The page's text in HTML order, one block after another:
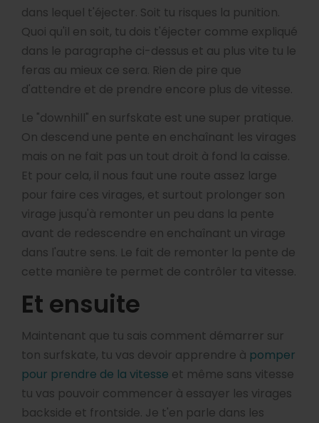
dans lequel t'éjecter. Soit tu risques la punition.
Quoi qu'il en soit, tu dois t'éjecter comme expliqué
dans le paragraphe ci-dessus et au plus vite tu le
feras au mieux ce sera. Rien de pire que
d'attendre et de prendre encore plus de vitesse.
Le "downhill" en surfskate est une super pratique.
On descend une pente en enchaînant les virages
mais on ne fait pas un tout droit à fond la caisse.
Et pour cela, il nous faut une route assez large
pour faire ces virages, et surtout prolonger son
virage jusqu'à remonter un peu dans la pente
avant de redescendre en enchaînant un virage
dans l'autre sens. Le fait de remonter la pente de
cette manière te permet de contrôler ta vitesse.
Et ensuite
Maintenant que tu sais comment démarrer sur
ton surfskate, tu vas devoir apprendre à pomper
pour prendre de la vitesse et même sans vitesse
tu vas pouvoir commencer à essayer les virages
backside et frontside. Je t'en parle dans les